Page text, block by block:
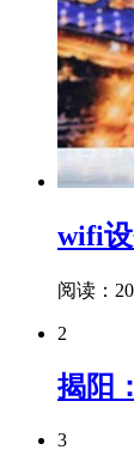
wifi
阅读：
2
揭阳
3